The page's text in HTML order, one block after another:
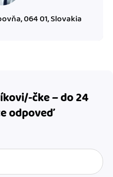
064 01, Slovakia
čke – do 24
odpoveď